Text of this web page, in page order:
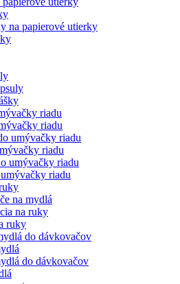
na papierové utierky
riadu
riadu
umývačky riadu
riadu
umývačky riadu
riadu
na mydlá
na ruky
ruky
do dávkovačov
do dávkovačov